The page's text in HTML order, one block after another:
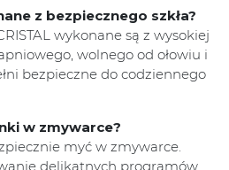
z bezpiecznego szkła?
wykonane są z wysokiej
wolnego od ołowiu i
bezpieczne do codziennego
w zmywarce?
myć w zmywarce.
delikatnych programów,